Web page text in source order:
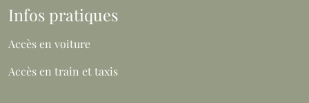
Infos pratiques
Accès en voiture
Accès en train et taxis